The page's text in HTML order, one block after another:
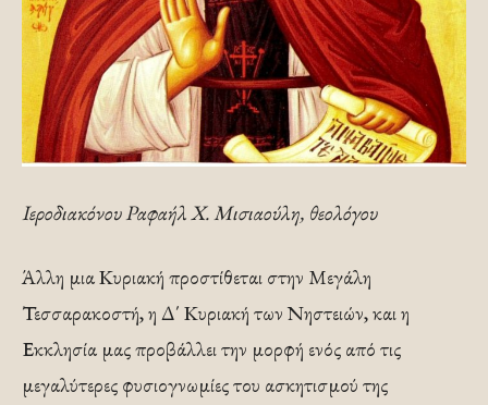
Ιεροδιακόνου Ραφαήλ Χ. Μισιαούλη, θεολόγου
Άλλη μια Κυριακή προστίθεται στην Μεγάλη
Τεσσαρακοστή, η Δ΄ Κυριακή των Νηστειών, και η
Εκκλησία μας προβάλλει την μορφή ενός από τις
μεγαλύτερες φυσιογνωμίες του ασκητισμού της